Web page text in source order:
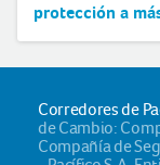
protección a
Corredores de
de Cambio:
Compañía de